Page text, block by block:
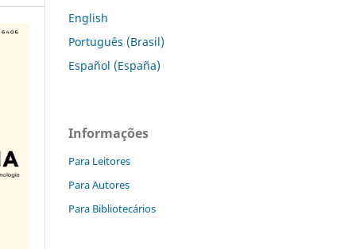
English
Português (Brasil)
Español (España)
Informações
Para Leitores
Para Autores
Para Bibliotecários